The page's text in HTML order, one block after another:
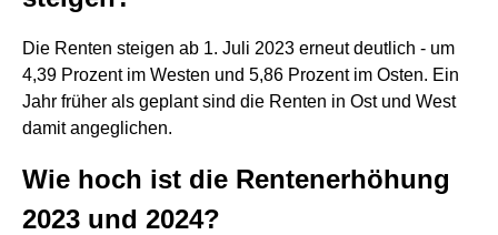
Die Renten steigen ab 1. Juli 2023 erneut deutlich - um
4,39 Prozent im Westen und 5,86 Prozent im Osten. Ein
Jahr früher als geplant sind die Renten in Ost und West
damit angeglichen.
Wie hoch ist die Rentenerhöhung
2023 und 2024?